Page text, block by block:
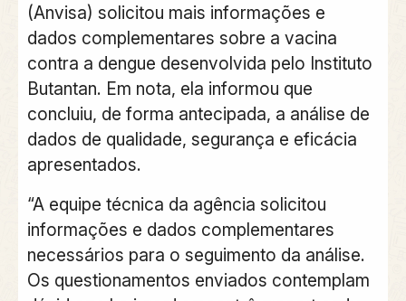
(Anvisa) solicitou mais informações e
dados complementares sobre a vacina
contra a dengue desenvolvida pelo Instituto
Butantan. Em nota, ela informou que
concluiu, de forma antecipada, a análise de
dados de qualidade, segurança e eficácia
apresentados.
“A equipe técnica da agência solicitou
informações e dados complementares
necessários para o seguimento da análise.
Os questionamentos enviados contemplam